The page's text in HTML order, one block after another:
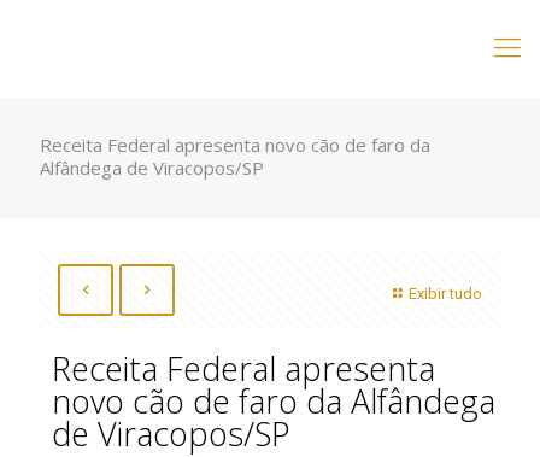
Receita Federal apresenta novo cão de faro da
Alfândega de Viracopos/SP
Exibir tudo
Receita Federal apresenta
novo cão de faro da Alfândega
de Viracopos/SP